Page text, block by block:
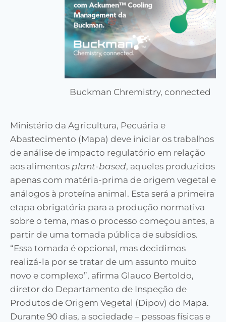
Buckman Chremistry, connected
Ministério da Agricultura, Pecuária e
Abastecimento (Mapa) deve iniciar os trabalhos
de análise de impacto regulatório em relação
aos alimentos plant-based, aqueles produzidos
apenas com matéria-prima de origem vegetal e
análogos à proteína animal. Esta será a primeira
etapa obrigatória para a produção normativa
sobre o tema, mas o processo começou antes, a
partir de uma tomada pública de subsídios.
“Essa tomada é opcional, mas decidimos
realizá-la por se tratar de um assunto muito
novo e complexo”, afirma Glauco Bertoldo,
diretor do Departamento de Inspeção de
Produtos de Origem Vegetal (Dipov) do Mapa.
Durante 90 dias, a sociedade – pessoas físicas e